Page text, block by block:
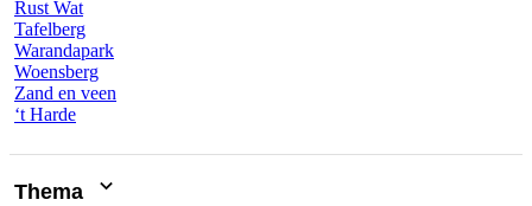
Rust Wat
Tafelberg
Warandapark
Woensberg
Zand en veen
‘t Harde
Thema